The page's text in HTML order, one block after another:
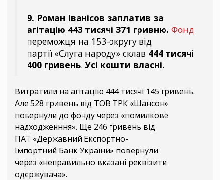
9. Роман Іванісов заплатив за
агітацію 443 тисячі 371 гривню. Фонд
переможця на 153-округу від
партії «Слуга народу» склав 444 тисячі
400 гривень. Усі кошти власні.
Витратили на агітацію 444 тисячі 145 гривень.
Але 528 гривень від ТОВ ТРК «Шансон»
повернули до фонду через «помилкове
надходженння». Ще 246 гривень від
ПАТ «Державний Експортно-
Імпортний Банк України» повернули
через «неправильно вказані реквізити
одержувача».